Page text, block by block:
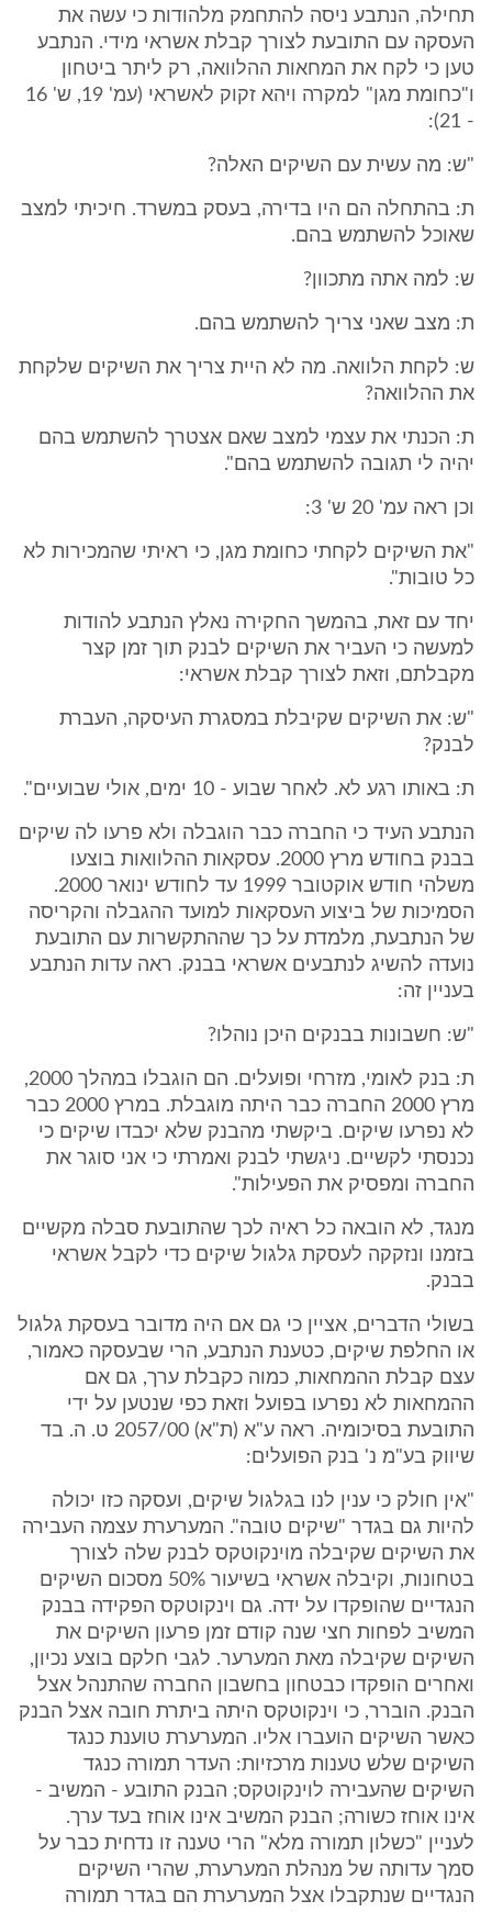
תחילה, הנתבע ניסה להתחמק מלהודות כי עשה את
העסקה עם התובעת לצורך קבלת אשראי מידי. הנתבע
טען כי לקח את המחאות ההלוואה, רק ליתר ביטחון
ו"כחומת מגן" למקרה ויהא זקוק לאשראי (עמ' 19, ש' 16
- 21):
"ש: מה עשית עם השיקים האלה?
ת: בהתחלה הם היו בדירה, בעסק במשרד. חיכיתי למצב
שאוכל להשתמש בהם.
ש: למה אתה מתכוון?
ת: מצב שאני צריך להשתמש בהם.
ש: לקחת הלוואה. מה לא היית צריך את השיקים שלקחת
את ההלוואה?
ת: הכנתי את עצמי למצב שאם אצטרך להשתמש בהם
יהיה לי תגובה להשתמש בהם".
וכן ראה עמ' 20 ש' 3:
"את השיקים לקחתי כחומת מגן, כי ראיתי שהמכירות לא
כל טובות".
יחד עם זאת, בהמשך החקירה נאלץ הנתבע להודות
למעשה כי העביר את השיקים לבנק תוך זמן קצר
מקבלתם, וזאת לצורך קבלת אשראי:
"ש: את השיקים שקיבלת במסגרת העיסקה, העברת
לבנק?
ת: באותו רגע לא. לאחר שבוע - 10 ימים, אולי שבועיים".
הנתבע העיד כי החברה כבר הוגבלה ולא פרעו לה שיקים
בבנק בחודש מרץ 2000. עסקאות ההלוואות בוצעו
משלהי חודש אוקטובר 1999 עד לחודש ינואר 2000.
הסמיכות של ביצוע העסקאות למועד ההגבלה והקריסה
של הנתבעת, מלמדת על כך שההתקשרות עם התובעת
נועדה להשיג לנתבעים אשראי בבנק. ראה עדות הנתבע
בעניין זה:
"ש: חשבונות בבנקים היכן נוהלו?
ת: בנק לאומי, מזרחי ופועלים. הם הוגבלו במהלך 2000,
מרץ 2000 החברה כבר היתה מוגבלת. במרץ 2000 כבר
לא נפרעו שיקים. ביקשתי מהבנק שלא יכבדו שיקים כי
נכנסתי לקשיים. ניגשתי לבנק ואמרתי כי אני סוגר את
החברה ומפסיק את הפעילות".
מנגד, לא הובאה כל ראיה לכך שהתובעת סבלה מקשיים
בזמנו ונזקקה לעסקת גלגול שיקים כדי לקבל אשראי
בבנק.
בשולי הדברים, אציין כי גם אם היה מדובר בעסקת גלגול
או החלפת שיקים, כטענת הנתבע, הרי שבעסקה כאמור,
עצם קבלת ההמחאות, כמוה כקבלת ערך, גם אם
ההמחאות לא נפרעו בפועל וזאת כפי שנטען על ידי
התובעת בסיכומיה. ראה ע"א (ת"א) 2057/00 ט. ה. בד
שיווק בע"מ נ' בנק הפועלים:
"אין חולק כי ענין לנו בגלגול שיקים, ועסקה כזו יכולה
להיות גם בגדר "שיקים טובה". המערערת עצמה העבירה
את השיקים שקיבלה מוינקוטקס לבנק שלה לצורך
בטחונות, וקיבלה אשראי בשיעור 50% מסכום השיקים
הנגדיים שהופקדו על ידה. גם וינקוטקס הפקידה בבנק
המשיב לפחות חצי שנה קודם זמן פרעון השיקים את
השיקים שקיבלה מאת המערער. לגבי חלקם בוצע נכיון,
ואחרים הופקדו כבטחון בחשבון החברה שהתנהל אצל
הבנק. הוברר, כי וינקוטקס היתה ביתרת חובה אצל הבנק
כאשר השיקים הועברו אליו. המערערת טוענת כנגד
השיקים שלש טענות מרכזיות: העדר תמורה כנגד
השיקים שהעבירה לוינקוטקס; הבנק התובע - המשיב -
אינו אוחז כשורה; הבנק המשיב אינו אוחז בעד ערך.
לעניין "כשלון תמורה מלא" הרי טענה זו נדחית כבר על
סמך עדותה של מנהלת המערערת, שהרי השיקים
הנגדיים שנתקבלו אצל המערערת הם בגדר תמורה